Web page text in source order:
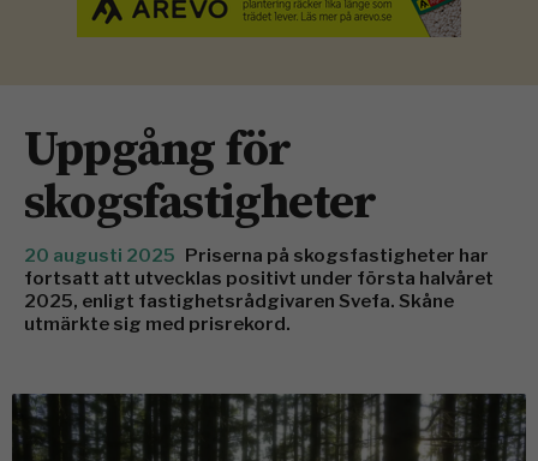
Uppgång för
skogsfastigheter
20 augusti 2025 Priserna på skogsfastigheter har
fortsatt att utvecklas positivt under första halvåret
2025, enligt fastighetsrådgivaren Svefa. Skåne
utmärkte sig med prisrekord.